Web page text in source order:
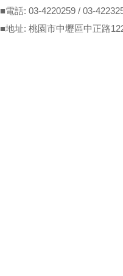
■電話: 03-4220259 / 03-
■地址: 桃園市中壢區中正路